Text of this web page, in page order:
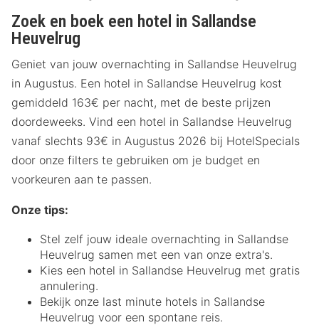
Zoek en boek een hotel in Sallandse
Heuvelrug
Geniet van jouw overnachting in Sallandse Heuvelrug
in Augustus. Een hotel in Sallandse Heuvelrug kost
gemiddeld 163€ per nacht, met de beste prijzen
doordeweeks. Vind een hotel in Sallandse Heuvelrug
vanaf slechts 93€ in Augustus 2026 bij HotelSpecials
door onze filters te gebruiken om je budget en
voorkeuren aan te passen.
Onze tips:
Stel zelf jouw ideale overnachting in Sallandse
Heuvelrug samen met een van onze extra's.
Kies een hotel in Sallandse Heuvelrug met gratis
annulering.
Bekijk onze last minute hotels in Sallandse
Heuvelrug voor een spontane reis.